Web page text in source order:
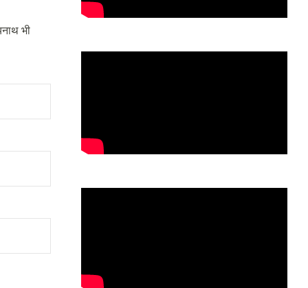
भी